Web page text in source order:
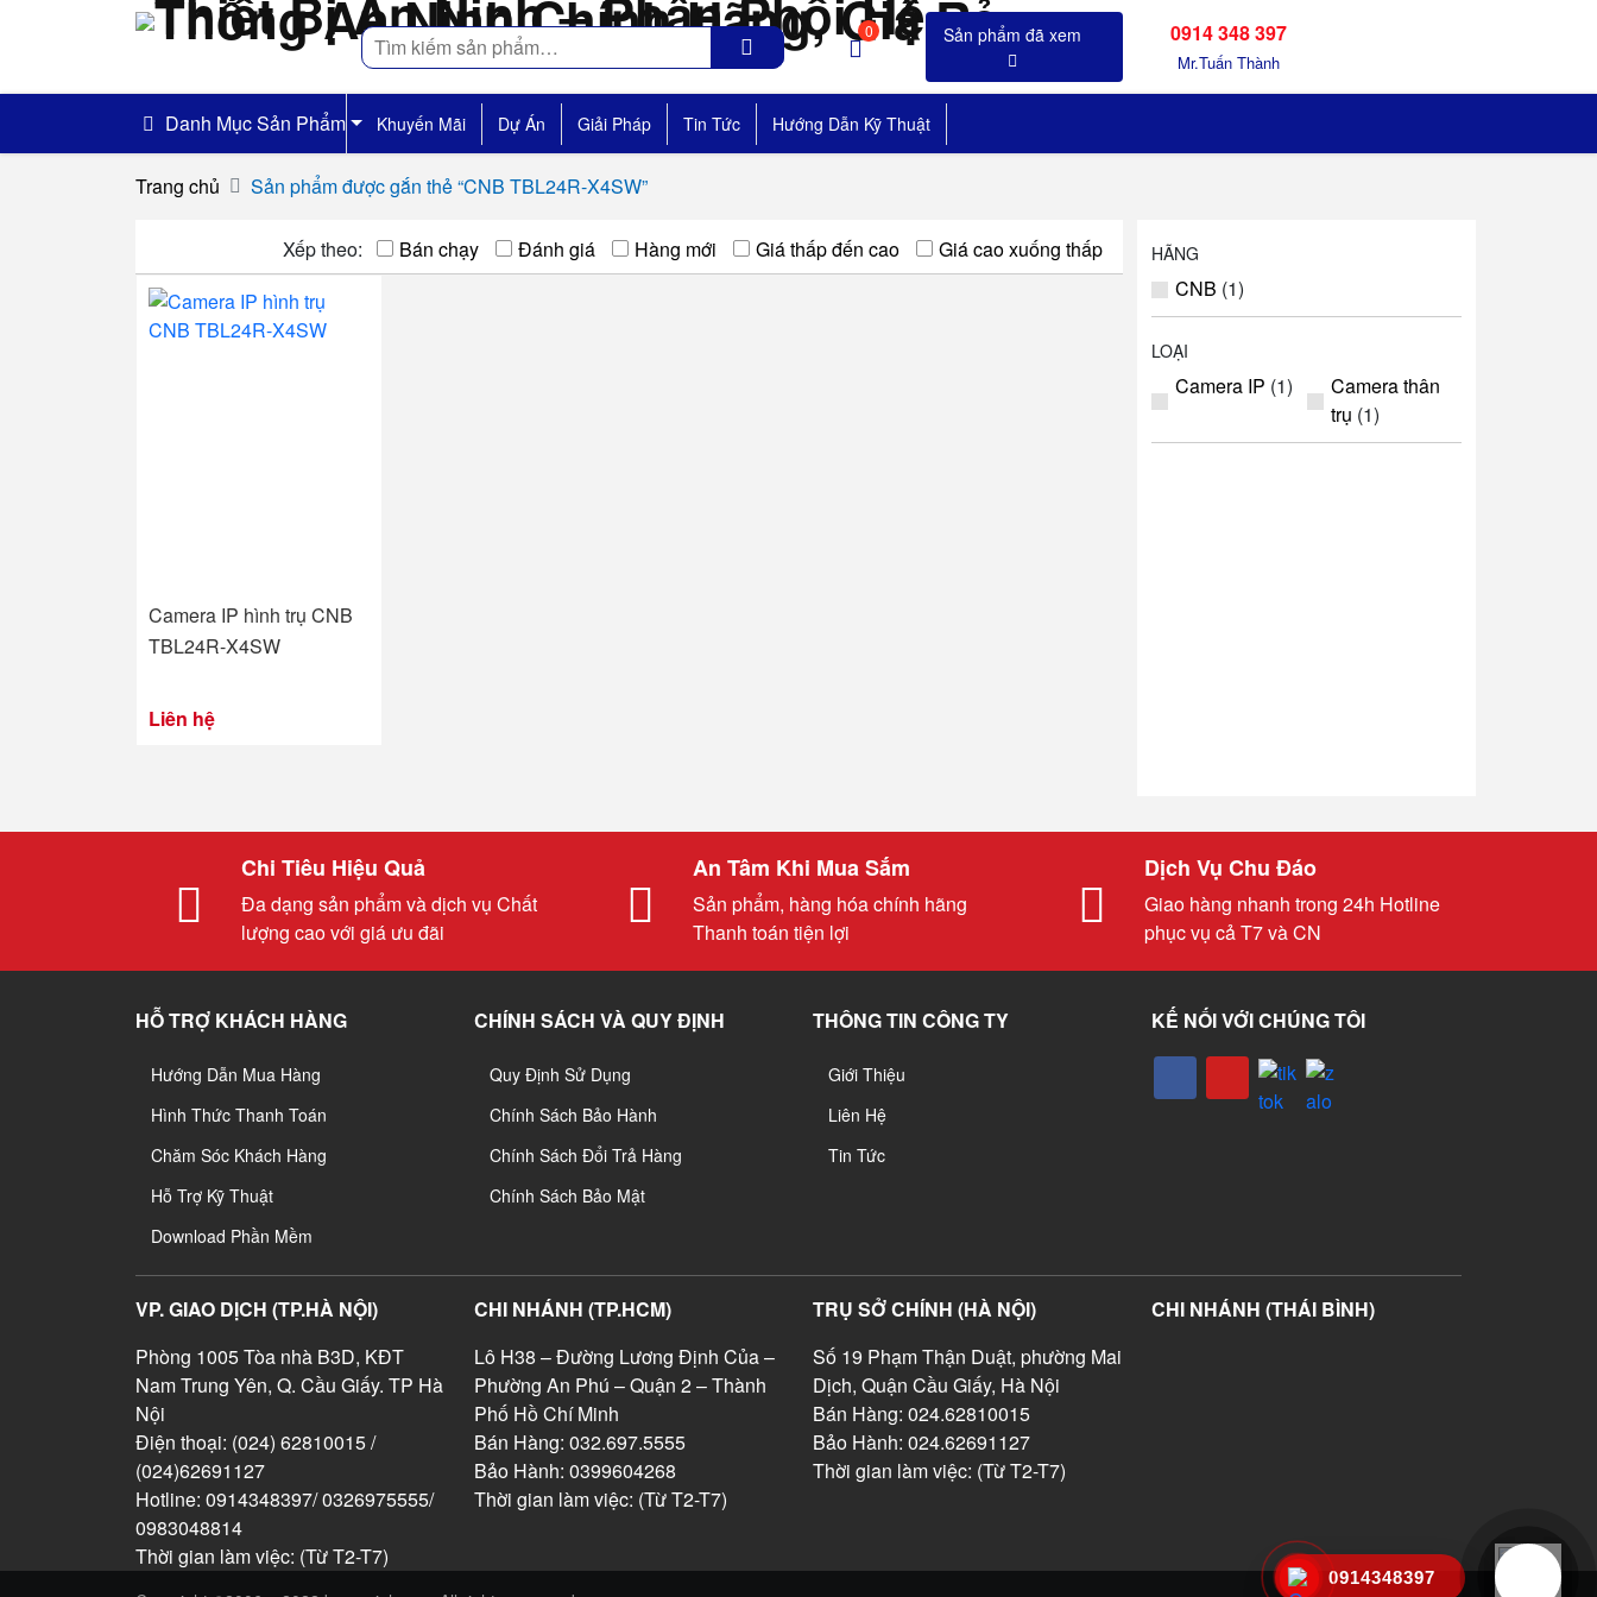
Tìm
kiếm
0 0914 348 397
Mr.Tuấn Thành
Danh Mục Sản Phẩm Khuyến Mãi Dự Án Giải Pháp Tin Tức Hướng Dẫn Kỹ Thuật
Trang chủ Sản phẩm được gắn thẻ “CNB TBL24R-X4SW”
Xếp theo: Bán chạy Đánh giá Hàng mới Giá thấp đến cao Giá cao xuống thấp
Camera IP hình trụ CNB
TBL24R-X4SW
Liên hệ
HÃNG
CNB (1)
LOẠI
Camera IP (1)
Camera thân
trụ (1)
Chi Tiêu Hiệu Quả
Đa dạng sản phẩm và dịch vụ Chất
lượng cao với giá ưu đãi
An Tâm Khi Mua Sắm
Sản phẩm, hàng hóa chính hãng
Thanh toán tiện lợi
Dịch Vụ Chu Đáo
Giao hàng nhanh trong 24h Hotline
phục vụ cả T7 và CN
HỖ TRỢ KHÁCH HÀNG
Hướng Dẫn Mua Hàng
Hình Thức Thanh Toán
Chăm Sóc Khách Hàng
Hỗ Trợ Kỹ Thuật
Download Phần Mềm
CHÍNH SÁCH VÀ QUY ĐỊNH
Quy Định Sử Dụng
Chính Sách Bảo Hành
Chính Sách Đổi Trả Hàng
Chính Sách Bảo Mật
THÔNG TIN CÔNG TY
Giới Thiệu
Liên Hệ
Tin Tức
KẾ NỐI VỚI CHÚNG TÔI
VP. GIAO DỊCH (TP.HÀ NỘI)
Phòng 1005 Tòa nhà B3D, KĐT
Nam Trung Yên, Q. Cầu Giấy. TP Hà
Nội
Điện thoại: (024) 62810015 /
(024)62691127
Hotline: 0914348397/ 0326975555/
0983048814
Thời gian làm việc: (Từ T2-T7)
CHI NHÁNH (TP.HCM)
Lô H38 – Đường Lương Định Của –
Phường An Phú – Quận 2 – Thành
Phố Hồ Chí Minh
Bán Hàng: 032.697.5555
Bảo Hành: 0399604268
Thời gian làm việc: (Từ T2-T7)
TRỤ SỞ CHÍNH (HÀ NỘI)
Số 19 Phạm Thận Duật, phường Mai
Dịch, Quận Cầu Giấy, Hà Nội
Bán Hàng: 024.62810015
Bảo Hành: 024.62691127
Thời gian làm việc: (Từ T2-T7)
CHI NHÁNH (THÁI BÌNH)
0914348397